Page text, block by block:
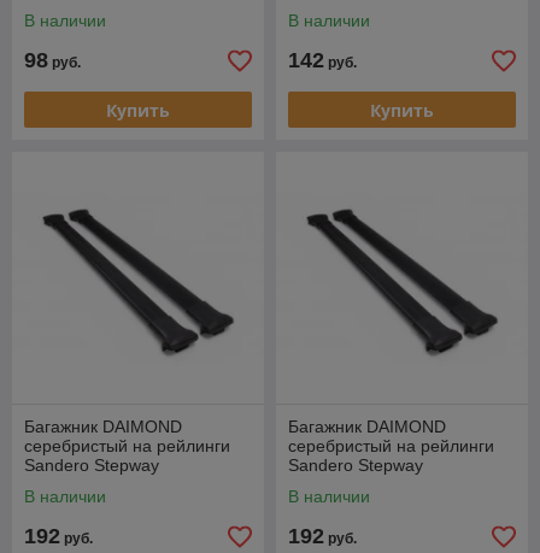
В наличии
98 руб.
Купить
В наличии
142 руб.
Купить
Багажник DAIMOND
серебристый на рейлинги
Sandero Stepway
В наличии
192 руб.
Багажник DAIMOND
серебристый на рейлинги
Sandero Stepway
В наличии
192 руб.